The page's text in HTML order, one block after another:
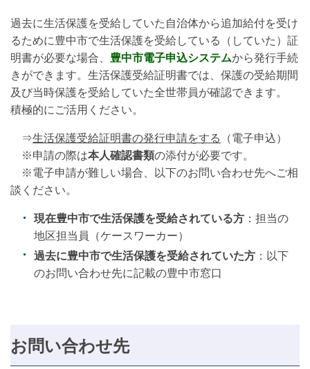
過去に生活保護を受給していた自治体から追加給付を受け
るために豊中市で生活保護を受給している（していた）証
明書が必要な場合、 豊中市電子申込システムから発行手続
きができます。生活保護受給証明書では、保護の受給期間
及び当時保護を受給していた全世帯員が確認できます。
積極的にご活用ください。
⇒生活保護受給証明書の発行申請をする
（電子申込）
※申請の際は本人確認書類の添付が必要です。
※電子申請が難しい場合、以下のお問い合わせ先へご相
談ください。
現在豊中市で生活保護を受給されている方：担当の
地区担当員（ケースワーカー）
過去に豊中市で生活保護を受給されていた方：以下
のお問い合わせ先に記載の豊中市窓口
お問い合わせ先